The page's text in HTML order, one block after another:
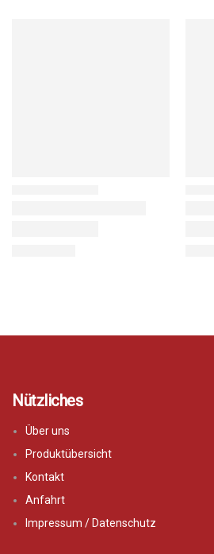
Nützliches
Über uns
Produktübersicht
Kontakt
Anfahrt
Impressum / Datenschutz